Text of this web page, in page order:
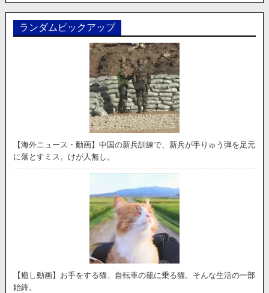
ランダムピックアップ
【海外ニュース・動画】中国の新兵訓練で、新兵が手りゅう弾を足元
に落とすミス。けが人無し。
【癒し動画】お手をする猫、自転車の籠に乗る猫。そんな生活の一部
始終。